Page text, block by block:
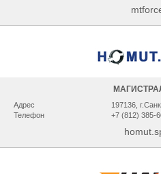
Адрес
197136,
Телефон
+7 (812) 385-